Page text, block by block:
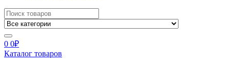
Search
for:
0 0₽
Каталог товаров